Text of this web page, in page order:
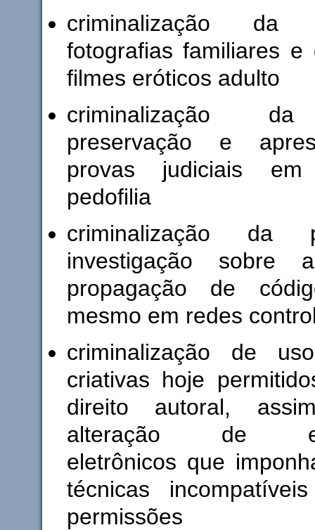
criminalização
fotografias familiares
filmes eróticos adulto
criminalização
preservação e
provas judiciais
pedofilia
criminalização da
investigação sobre
propagação de
mesmo em redes
criminalização de
criativas hoje
direito autoral,
alteração de
eletrônicos que
técnicas
permissões